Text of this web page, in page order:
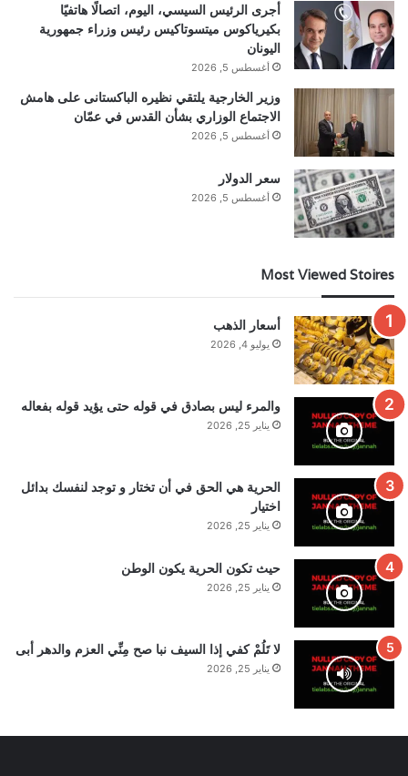
أجرى الرئيس السيسي، اليوم، اتصالًا هاتفيًا
بكيرياكوس ميتسوتاكيس رئيس وزراء جمهورية
اليونان
أغسطس 5, 2026
وزير الخارجية يلتقي نظيره الباكستانى على هامش
الاجتماع الوزاري بشأن القدس في عمّان
أغسطس 5, 2026
سعر الدولار
أغسطس 5, 2026
Most Viewed Stoires
أسعار الذهب
يوليو 4, 2026
والمرء ليس بصادق في قوله حتى يؤيد قوله بفعاله
يناير 25, 2026
الحرية هي الحق في أن تختار و توجد لنفسك بدائل
اختيار
يناير 25, 2026
حيث تكون الحرية يكون الوطن
يناير 25, 2026
لا تَلُمْ كفي إذا السيف نبا صح مِنِّي العزم والدهر أبى
يناير 25, 2026